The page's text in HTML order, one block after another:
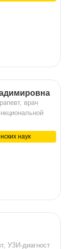
врач
наук
УЗИ-диагност